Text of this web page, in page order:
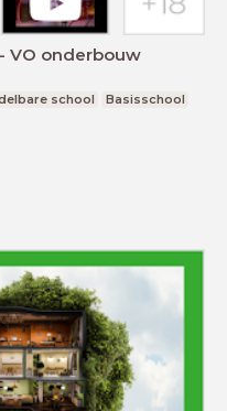
VO onderbouw
school
Basisschool